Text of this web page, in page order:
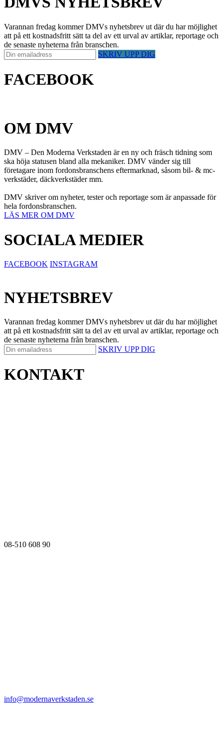
Varannan fredag kommer DMVs nyhetsbrev ut där du har möjlighet
att på ett kostnadsfritt sätt ta del av ett urval av artiklar, reportage och
de senaste nyheterna från branschen.
SKRIV UPP DIG
FACEBOOK
OM DMV
DMV – Den Moderna Verkstaden är en ny och fräsch tidning som
ska höja statusen bland alla mekaniker. DMV vänder sig till
företagare inom fordonsbranschens eftermarknad, såsom bil- & mc-
verkstäder, däckverkstäder mm.
DMV skriver om nyheter, tester och reportage som är anpassade för
hela fordonsbranschen.
LÄS MER OM DMV
SOCIALA MEDIER
FACEBOOK INSTAGRAM
NYHETSBREV
Varannan fredag kommer DMVs nyhetsbrev ut där du har möjlighet
att på ett kostnadsfritt sätt ta del av ett urval av artiklar, reportage och
de senaste nyheterna från branschen.
SKRIV UPP DIG
KONTAKT
08-510 608 90
info@modernaverkstaden.se